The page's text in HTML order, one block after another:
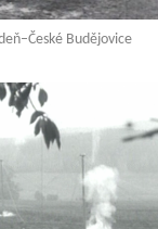
Budějovice